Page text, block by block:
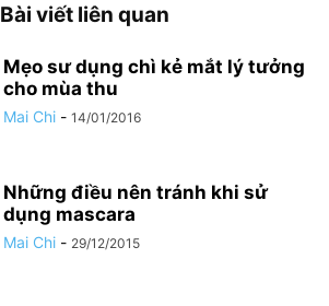
Bài viết liên quan
Mẹo sư dụng chì kẻ mắt lý tưởng
cho mùa thu
Mai Chi - 14/01/2016
Những điều nên tránh khi sử
dụng mascara
Mai Chi - 29/12/2015